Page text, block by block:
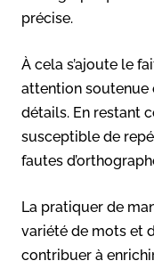
précise.
À cela s’ajoute le
attention soutenue
détails. En restant
susceptible de
fautes
La pratiquer de
variété de mots et
contribuer à